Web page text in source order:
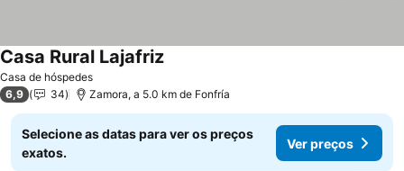
Casa de hóspedes
Casa Rural Lajafriz
6,9 34 Zamora, a 5.0 km de Fonfría
Selecione as datas para ver os preços
exatos.
Ver preços